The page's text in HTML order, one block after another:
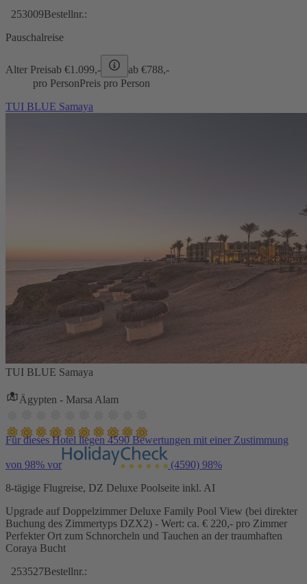
253009Bestellnr.:
Pauschalreise
Alter Preisab €1.099,- ab €788,-
pro PersonPreis pro Person
TUI BLUE Samaya
TUI BLUE Samaya
Ägypten - Marsa Alam
Für dieses Hotel liegen 4590 Bewertungen mit einer Zustimmung
von 98% vor (4590) 98%
8-tägige Flugreise, DZ Deluxe Poolseite inkl. AI
Upgrade auf Doppelzimmer Deluxe Family Pool View (bei direkter
Buchung des Zimmertyps DZX2) - Wert: ca. € 220,- pro Zimmer
Perfekter Ort zum Schnorcheln und Tauchen an der traumhaften
Coraya Bucht
253527Bestellnr.: